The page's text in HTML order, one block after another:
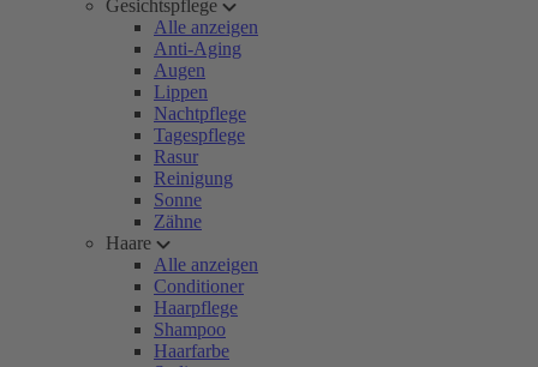
Gesichtspflege
Alle anzeigen
Anti-Aging
Augen
Lippen
Nachtpflege
Tagespflege
Rasur
Reinigung
Sonne
Zähne
Haare
Alle anzeigen
Conditioner
Haarpflege
Shampoo
Haarfarbe